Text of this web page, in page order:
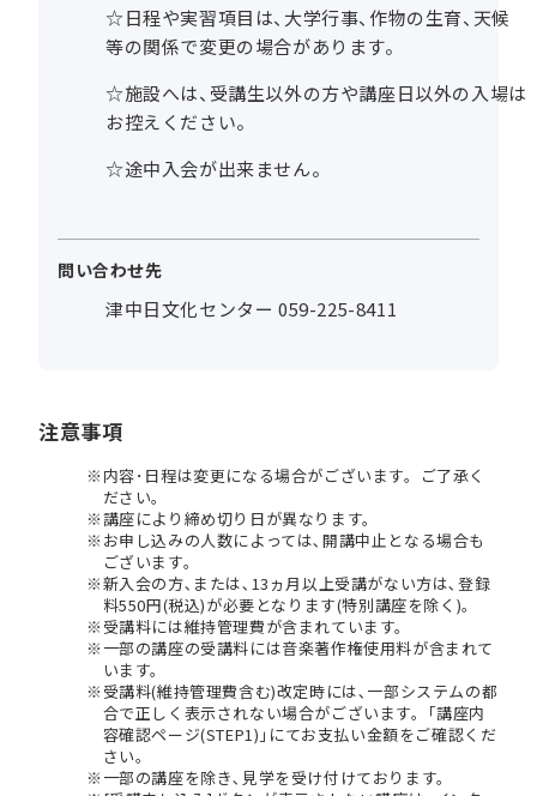
☆日程や実習項目は、大学行事、作物の生育、天候
等の関係で変更の場合があります。
☆施設へは、受講生以外の方や講座日以外の入場は
お控えください。
☆途中入会が出来ません。
問い合わせ先
津中日文化センター 059-225-8411
注意事項
内容･日程は変更になる場合がございます。ご了承く
ださい。
講座により締め切り日が異なります。
お申し込みの人数によっては､開講中止となる場合も
ございます。
新入会の方､または､13ヵ月以上受講がない方は､登録
料550円(税込)が必要となります(特別講座を除く)。
受講料には維持管理費が含まれています。
一部の講座の受講料には音楽著作権使用料が含まれて
います。
受講料(維持管理費含む)改定時には､一部システムの都
合で正しく表示されない場合がございます。｢講座内
容確認ページ(STEP1)｣にてお支払い金額をご確認くだ
さい。
一部の講座を除き､見学を受け付けております。